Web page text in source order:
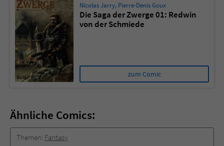
Nicolas Jarry, Pierre-Denis Goux
Die Saga der Zwerge 01: Redwin
von der Schmiede
zum Comic
Ähnliche Comics:
Themen: Fantasy